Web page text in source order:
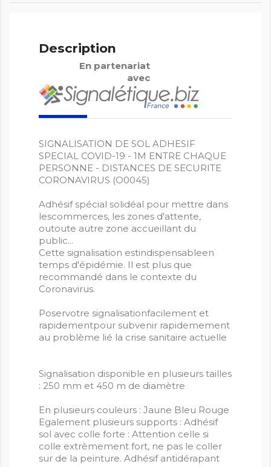
Description
En partenariat
avec
SIGNALISATION DE SOL ADHESIF
SPECIAL COVID-19 - 1M ENTRE CHAQUE
PERSONNE - DISTANCES DE SECURITE
CORONAVIRUS (O0045)
Adhésif spécial solidéal pour mettre dans
lescommerces, les zones d'attente,
outoute autre zone accueillant du
public...
Cette signalisation estindispensableen
temps d'épidémie. Il est plus que
recommandé dans le contexte du
Coronavirus.
Poservotre signalisationfacilement et
rapidementpour subvenir rapidemement
au problème lié la crise sanitaire actuelle
Signalisation disponible en plusieurs tailles
: 250 mm et 450 m de diamètre
En plusieurs couleurs : Jaune Bleu Rouge
Egalement plusieurs supports : Adhésif
sol avec colle forte : Attention celle si
colle extrèmement fort, ne pas le coller
sur de la peinture. Adhésif antidérapant